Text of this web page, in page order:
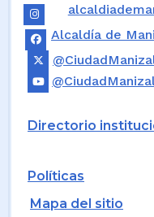
Alcaldía de
Directorio
Políticas
Mapa del sitio